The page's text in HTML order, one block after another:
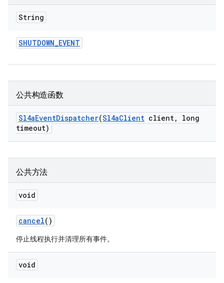
String
SHUTDOWN_EVENT
公共构造函数
Sl4aEventDispatcher(Sl4aClient client,
long
timeout)
公共方法
void
cancel()
停止线程执行并清理所有事件。
void